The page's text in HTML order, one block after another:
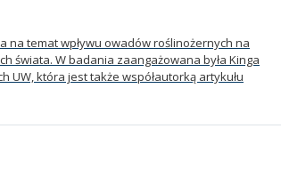
na temat wpływu owadów roślinożernych na
świata. W badania zaangażowana była Kinga
UW, która jest także współautorką artykułu